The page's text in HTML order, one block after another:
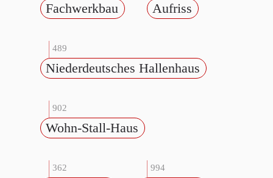
Fachwerkbau Aufriss
489
Niederdeutsches Hallenhaus
902
Wohn-Stall-Haus
362 994